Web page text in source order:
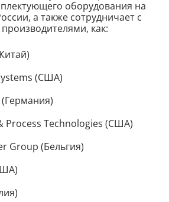
оборудования на
а также сотрудничает с
как:
(США)
Process Technologies (США)
Group (Бельгия)